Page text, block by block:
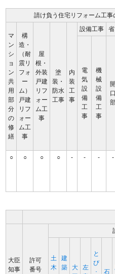
請け負う住宅リフォーム工事
マ
ン
シ
ョ
ン
共
用
部
分
の
修
繕
構
造・
（耐
震リ
フォ
ー
ム）
戸建
リフ
ォー
ム工
事
屋
根・
外装
戸建
リフ
ォー
ム工
事
塗
装・
防水
工事
内
装
工
事
設備工事
電
気
設
備
工
事
機
械
設
備
工
事
開
口
○ ○ ○ ○ - - - -
大臣
知事
許可
番号
土
木
建
築
大
左
と
び
･
石